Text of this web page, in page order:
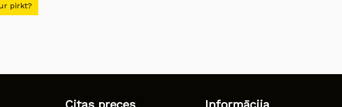
pirkt?